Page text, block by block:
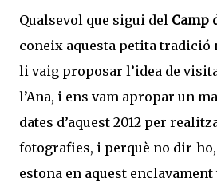
Qualsevol que sigui del Camp
coneix aquesta petita tradició
li vaig proposar l’idea de
l’Ana, i ens vam apropar un
dates d’aquest 2012 per
fotografies, i perquè no dir-
estona en aquest